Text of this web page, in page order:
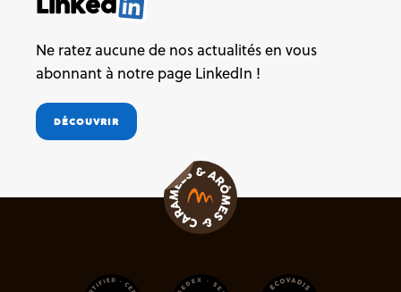
Linked
Ne ratez aucune de nos actualités en vous
abonnant à notre page LinkedIn !
DÉCOUVRIR